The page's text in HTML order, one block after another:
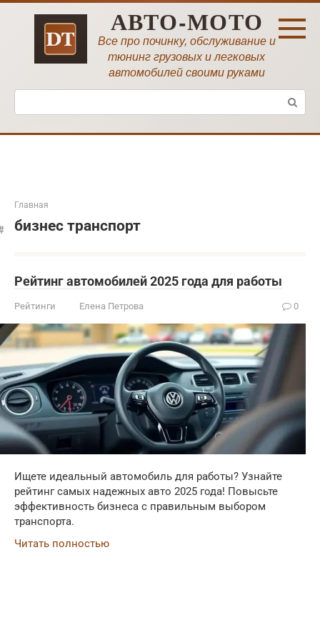
Перейти
АВТО-МОТО
Все про починку, обслуживание и
тюнинг грузовых и легковых
автомобилей своими руками
Поиск:
Главная
бизнес транспорт
Рейтинг автомобилей 2025 года для работы
Рейтинги Елена Петрова 0
Ищете идеальный автомобиль для работы? Узнайте
рейтинг самых надежных авто 2025 года! Повысьте
эффективность бизнеса с правильным выбором
транспорта.
Читать полностью